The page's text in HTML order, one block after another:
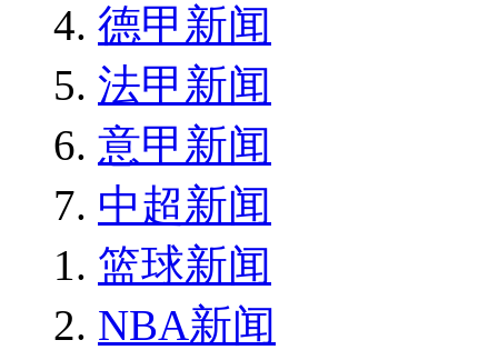
德甲新闻
法甲新闻
意甲新闻
中超新闻
篮球新闻
NBA新闻